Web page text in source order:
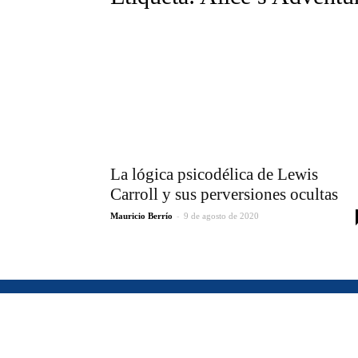
La lógica psicodélica de Lewis
Carroll y sus perversiones ocultas
Mauricio Berrío - 9 de agosto de 2020